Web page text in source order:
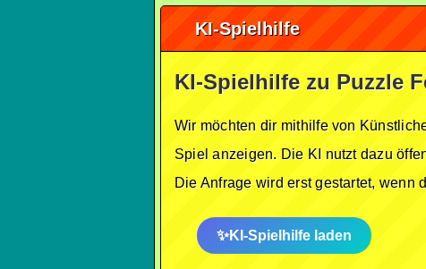
KI-Spielhilfe
KI-Spielhilfe zu Puzzle
Wir möchten dir mithilfe von
Spiel anzeigen. Die KI nutzt dazu
Die Anfrage wird erst gestartet, wenn
KI-Spielhilfe laden